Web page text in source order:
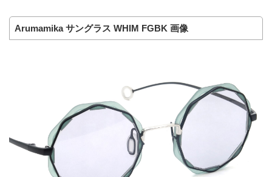
Arumamika サングラス WHIM FGBK 画像